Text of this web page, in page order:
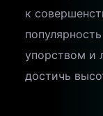
к
упорством и
достичь